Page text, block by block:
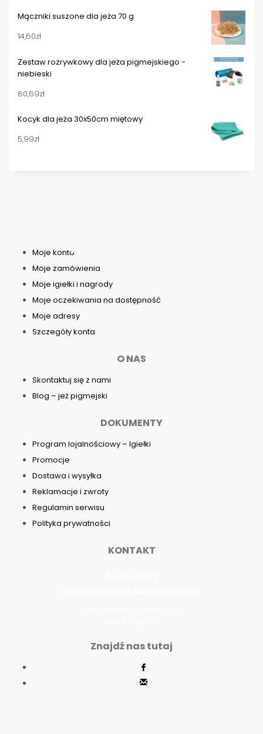
Mączniki suszone dla jeża 70 g
14,60zł
Zestaw rozrywkowy dla jeża pigmejskiego -
niebieski
80,69zł
Kocyk dla jeża 30x50cm miętowy
5,99zł
Moje konto
Moje zamówienia
Moje igiełki i nagrody
Moje oczekiwania na dostępność
Moje adresy
Szczegóły konta
O NAS
Skontaktuj się z nami
Blog – jeż pigmejski
DOKUMENTY
Program lojalnościowy – Igiełki
Promocje
Dostawa i wysyłka
Reklamacje i zwroty
Regulamin serwisu
Polityka prywatności
KONTAKT
Znajdź nas tutaj